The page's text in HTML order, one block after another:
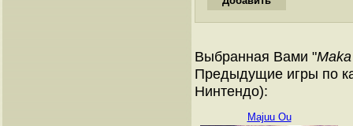
Выбранная Вами "
Предыдущие игры по
Нинтендо):
Majuu Ou